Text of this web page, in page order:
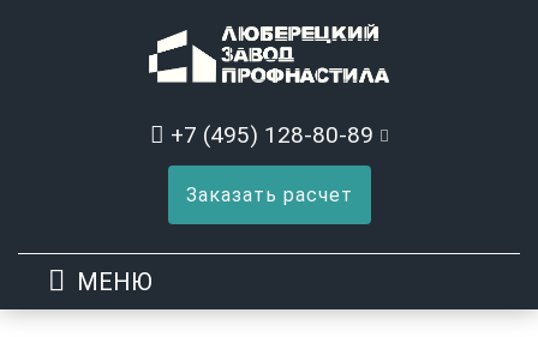
+7 (495) 128-80-89
Заказать расчет
МЕНЮ